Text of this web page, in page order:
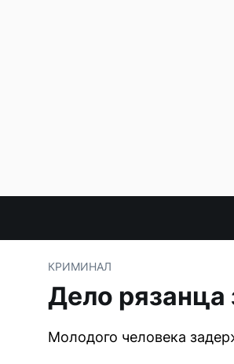
КРИМИНАЛ
Дело рязанца
Молодого человека